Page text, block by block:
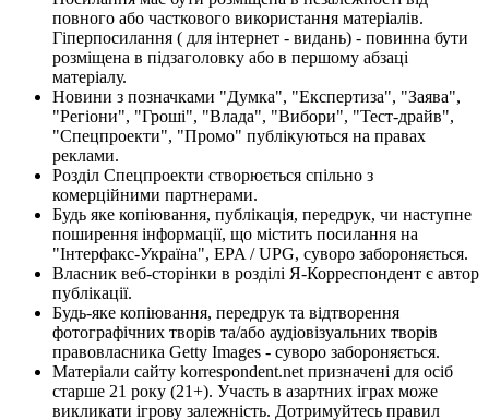
повного або часткового використання матеріалів.
Гіперпосилання ( для інтернет - видань) - повинна бути
розміщена в підзаголовку або в першому абзаці
матеріалу.
Новини з позначками "Думка", "Експертиза", "Заява",
"Регіони", "Гроші", "Влада", "Вибори", "Тест-драйв",
"Спецпроекти", "Промо" публікуються на правах
реклами.
Розділ Спецпроекти створюється спільно з
комерційними партнерами.
Будь яке копіювання, публікація, передрук, чи наступне
поширення інформації, що містить посилання на
"Інтерфакс-Україна", EPA / UPG, суворо забороняється.
Власник веб-сторінки в розділі Я-Корреспондент є автор
публікації.
Будь-яке копіювання, передрук та відтворення
фотографічних творів та/або аудіовізуальних творів
правовласника Getty Images - суворо забороняється.
Матеріали сайту korrespondent.net призначені для осіб
старше 21 року (21+). Участь в азартних іграх може
викликати ігрову залежність. Дотримуйтесь правил